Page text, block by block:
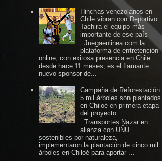
Hinchas venezolanos en
Chile vibran con Deportivo
Tachira el equipo más
importante de ese país
Juegaenlinea.com la
plataforma de entretención
online, con exitosa presencia en Chile
desde hace 11 meses, es el flamante
nuevo sponsor de...
Campaña de Reforestación:
5 mil árboles son plantados
en Chiloé en primera etapa
del proyecto
Transportes Nazar en
alianza con ÜÑÜ.
sostenibles por naturaleza,
implementaron la plantación de cinco mil
árboles en Chiloé para aportar ...